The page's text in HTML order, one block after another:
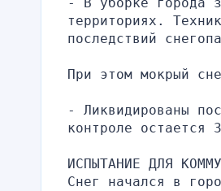
территориях.
последствий
При этом мокрый
- Ликвидированы
контроле остается
ИСПЫТАНИЕ ДЛЯ
Снег начался в